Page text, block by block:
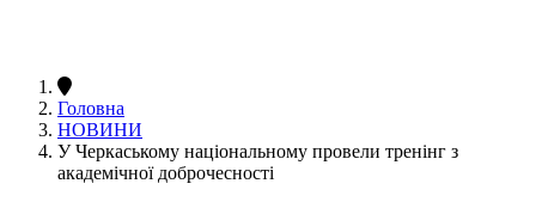
Головна
НОВИНИ
У Черкаському національному провели тренінг з
академічної доброчесності